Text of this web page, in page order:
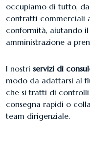
occupiamo di tutto,
contratti commerciali
conformità, aiutando
amministrazione a
I nostri servizi di
modo da adattarsi al
che si tratti di
consegna rapidi o
team dirigenziale.